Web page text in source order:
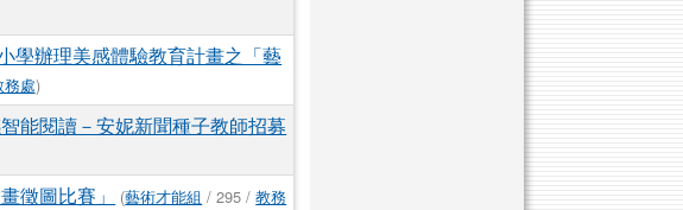
學辦理美感體驗教育計畫之「藝
務處)
能閱讀－安妮新聞種子教師招募
徵圖比賽」 (藝術才能組 / 295 /教務